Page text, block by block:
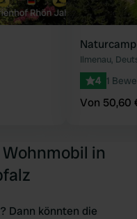
Ilmenau,
4 1
Von 50,60
in
Dann könnten die